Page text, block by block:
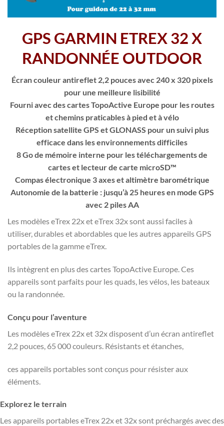
GPS GARMIN ETREX 32 X
RANDONNÉE OUTDOOR
Écran couleur antireflet 2,2 pouces avec 240 x 320 pixels
pour une meilleure lisibilité
Fourni avec des cartes TopoActive Europe pour les routes
et chemins praticables à pied et à vélo
Réception satellite GPS et GLONASS pour un suivi plus
efficace dans les environnements difficiles
8 Go de mémoire interne pour les téléchargements de
cartes et lecteur de carte microSD™
Compas électronique 3 axes et altimètre barométrique
Autonomie de la batterie : jusqu’à 25 heures en mode GPS
avec 2 piles AA
Les modèles eTrex 22x et eTrex 32x sont aussi faciles à
utiliser, durables et abordables que les autres appareils GPS
portables de la gamme eTrex.
Ils intègrent en plus des cartes TopoActive Europe. Ces
appareils sont parfaits pour les quads, les vélos, les bateaux
ou la randonnée.
Conçu pour l’aventure
Les modèles eTrex 22x et 32x disposent d’un écran antireflet
2,2 pouces, 65 000 couleurs. Résistants et étanches,
ces appareils portables sont conçus pour résister aux
éléments.
Explorez le terrain
Les appareils portables eTrex 22x et 32x sont préchargés avec des